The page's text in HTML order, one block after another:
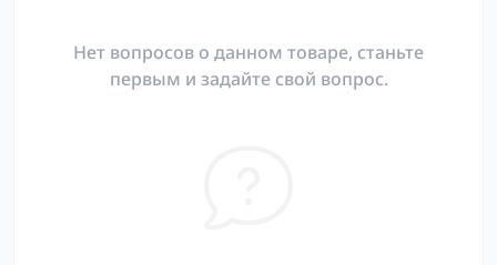
Нет вопросов о данном товаре, станьте
первым и задайте свой вопрос.